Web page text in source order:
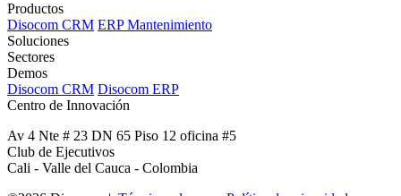
Productos
Disocom CRM ERP Mantenimiento
Soluciones
Sectores
Demos
Disocom CRM Disocom ERP
Centro de Innovación
Av 4 Nte # 23 DN 65 Piso 12 oficina #5
Club de Ejecutivos
Cali - Valle del Cauca - Colombia